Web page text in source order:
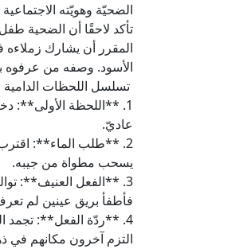
الضحيّة وهويّته الاجتماعية
تأكد لاحقًا أن الضحية
المقرر أن يشارك زملاءه
الأسود. وصفه من عرفوه
تسلسل اللحظات الدامية
1. **اللحظة الأولى**:
عاديّ.
2. **طلب الماء**: اقترب
يسحب مطواة من جيبه.
3. **الفعل العنيف**:
فأطفأ بريق عينين لم تعرف
4. **ردّة الفعل**: تجمد
التزم آخرون مكانهم في